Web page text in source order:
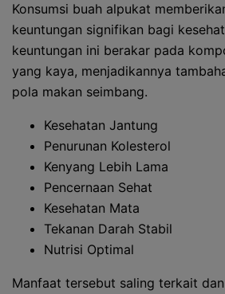
Konsumsi buah alpukat
keuntungan signifikan bagi
keuntungan ini berakar pada
yang kaya, menjadikannya
pola makan seimbang.
Kesehatan Jantung
Penurunan Kolesterol
Kenyang Lebih Lama
Pencernaan Sehat
Kesehatan Mata
Tekanan Darah Stabil
Nutrisi Optimal
Manfaat tersebut saling terkait